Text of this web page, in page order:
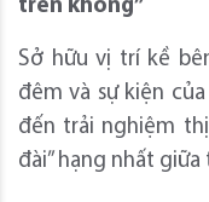
trên không”
Sở hữu vị trí kề
đêm và sự kiện
đến trải nghiệm
đài” hạng nhất